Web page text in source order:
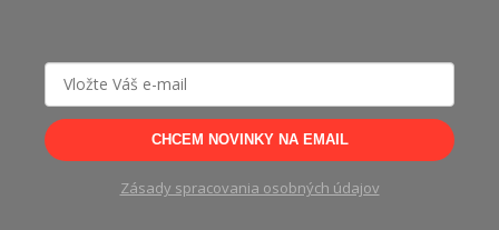
CHCEM NOVINKY NA EMAIL
Zásady spracovania osobných údajov